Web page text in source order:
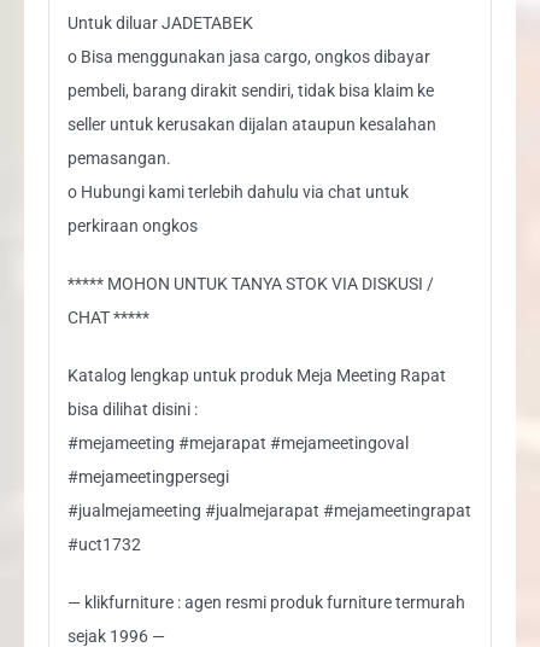
Untuk diluar JADETABEK
o Bisa menggunakan jasa cargo, ongkos dibayar
pembeli, barang dirakit sendiri, tidak bisa klaim ke
seller untuk kerusakan dijalan ataupun kesalahan
pemasangan.
o Hubungi kami terlebih dahulu via chat untuk
perkiraan ongkos
***** MOHON UNTUK TANYA STOK VIA DISKUSI /
CHAT *****
Katalog lengkap untuk produk Meja Meeting Rapat
bisa dilihat disini :
#mejameeting #mejarapat #mejameetingoval
#mejameetingpersegi
#jualmejameeting #jualmejarapat #mejameetingrapat
#uct1732
— klikfurniture : agen resmi produk furniture termurah
sejak 1996 —